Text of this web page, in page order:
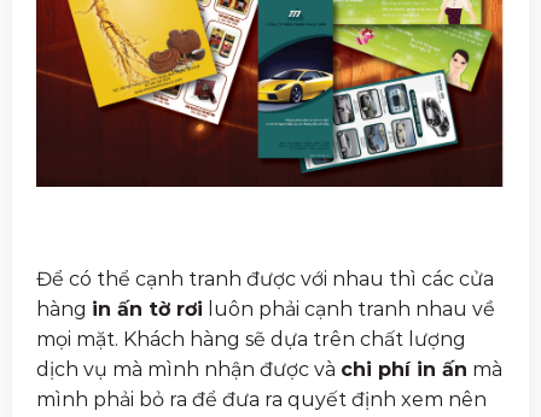
Để có thể cạnh tranh được với nhau thì các cửa
hàng in ấn tờ rơi luôn phải cạnh tranh nhau về
mọi mặt. Khách hàng sẽ dựa trên chất lượng
dịch vụ mà mình nhận được và chi phí in ấn mà
mình phải bỏ ra để đưa ra quyết định xem nên